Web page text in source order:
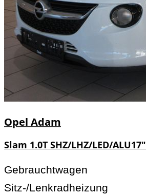
Opel Adam
Slam 1.0T SHZ/LHZ/LED/ALU17"
Gebrauchtwagen
Sitz-/Lenkradheizung